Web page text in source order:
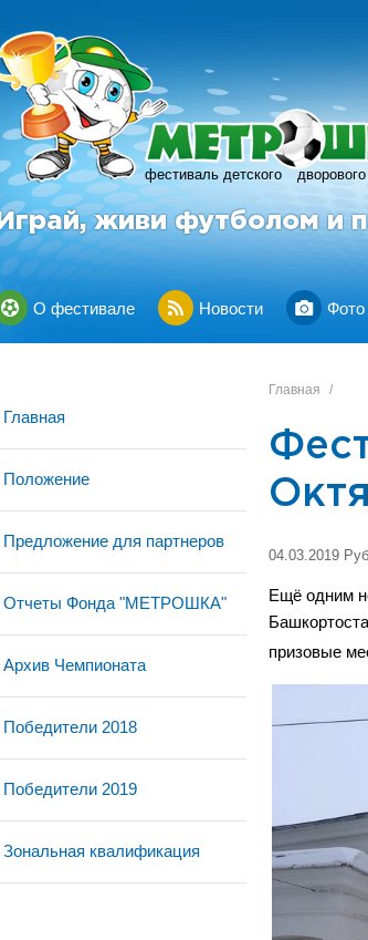
фестиваль детского
Играй, живи футболом и
О фестивале Новости Фото
Главная
Положение
Предложение для партнеров
Отчеты Фонда "МЕТРОШКА"
Архив Чемпионата
Победители 2018
Победители 2019
Зональная квалификация
Главная /
04.03.2019
Ещё одним
призовые